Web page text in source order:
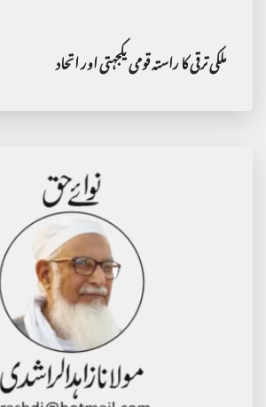
ملکی ترقی کا راستہ قومی یکجہتی اور اتحاد